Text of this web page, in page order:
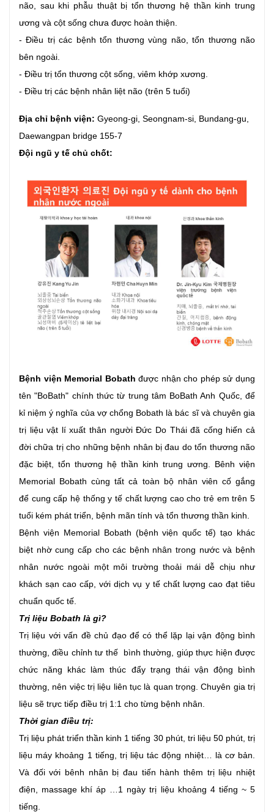
não, sau khi phẫu thuật bị tổn thương hệ thần kinh trung
ương và cột sống chưa được hoàn thiện.
- Điều trị các bệnh tổn thương vùng não, tổn thương não
bên ngoài.
- Điều trị tổn thương cột sống, viêm khớp xương.
- Điều trị các bệnh nhân liệt não (trên 5 tuổi)
Địa chỉ bệnh viện: Gyeong-gi, Seongnam-si, Bundang-gu,
Daewangpan bridge 155-7
Đội ngũ y tế chủ chốt:
Bệnh viện Memorial Bobath được nhận cho phép sử dụng
tên "BoBath" chính thức từ trung tâm BoBath Anh Quốc, để
kỉ niệm ý nghĩa của vợ chổng Bobath là bác sĩ và chuyên gia
trị liệu vật lí xuất thân người Đức Do Thái đã cống hiến cả
đời chữa trị cho những bệnh nhân bị đau do tổn thương não
đặc biệt, tổn thương hệ thần kinh trung ương. Bênh viện
Memorial Bobath cùng tất cả toàn bộ nhân viên cố gắng
để cung cấp hệ thống y tế chất lượng cao cho trẻ em trên 5
tuổi kém phát triển, bệnh mãn tính và tổn thương thần kinh.
Bệnh viện Memorial Bobath (bệnh viện quốc tế) tạo khác
biệt nhờ cung cấp cho các bệnh nhân trong nước và bệnh
nhân nước ngoài một môi trường thoải mái dễ chịu như
khách sạn cao cấp, với dịch vụ y tế chất lượng cao đạt tiêu
chuẩn quốc tế.
Trị liệu Bobath là gì?
Trị liệu với vấn đề chủ đạo để có thể lặp lại vận động bình
thường, điều chỉnh tư thế bình thường, giúp thực hiện được
chức năng khác làm thúc đẩy trạng thái vận động bình
thường, nên việc trị liệu liên tục là quan trọng. Chuyên gia trị
liệu sẽ trực tiếp điều trị 1:1 cho từng bệnh nhân.
Thời gian điều trị:
Trị liệu phát triển thần kinh 1 tiếng 30 phút, tri liệu 50 phút, trị
liệu máy khoảng 1 tiếng, trị liệu tác động nhiệt… là cơ bản.
Và đối với bênh nhân bị đau tiến hành thêm trị liệu nhiệt
điện, massage khí áp …1 ngày trị liệu khoảng 4 tiếng ~ 5
tiếng.